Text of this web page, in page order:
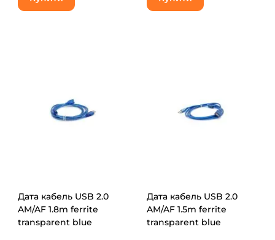
Дата кабель USB 2.0
AM/AF 1.8m ferrite
transparent blue
Дата кабель USB 2.0
AM/AF 1.5m ferrite
transparent blue